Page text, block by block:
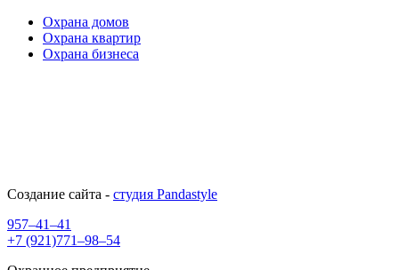
Охрана домов
Охрана квартир
Охрана бизнеса
Создание сайта - студия Pandastyle
957–41–41
+7 (921)771–98–54